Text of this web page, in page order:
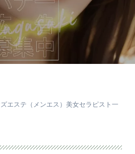
エステ（メンエス）美女セラピスト一